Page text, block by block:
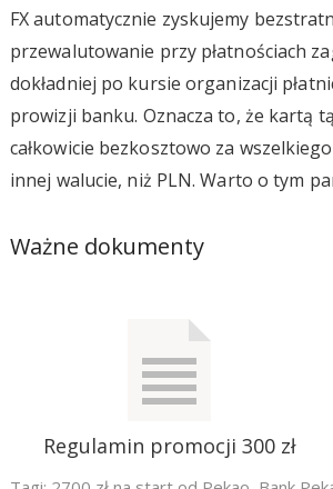
FX automatycznie zyskujemy
przewalutowanie przy płatnościach
dokładniej po kursie organizacji
prowizji banku. Oznacza to, że kartą
całkowicie bezkosztowo za
innej walucie, niż PLN. Warto o tym
Ważne dokumenty
Regulamin promocji 300 zł